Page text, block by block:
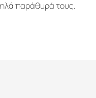
παράθυρά τους.